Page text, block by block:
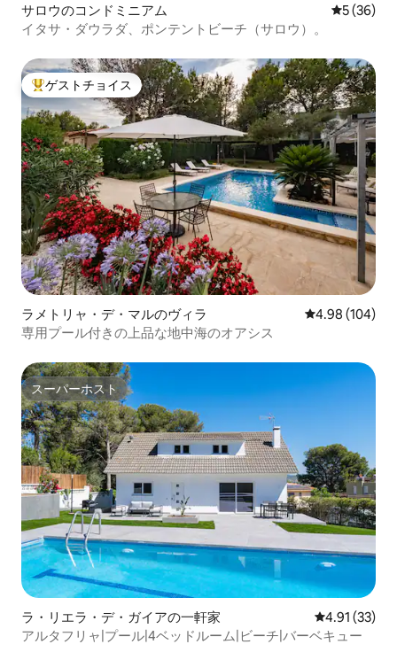
サロウのコンドミニアム レビュー
5 (36)
イタサ・ダウラダ、ポンテントビーチ（サロウ）。
大好評のゲストチョイスです。
ゲストチョイス
ラメトリャ・デ・マルのヴィラ レビュー104
4.98 (104)
専用プール付きの上品な地中海のオアシス
スーパーホスト
スーパーホスト
ラ・リエラ・デ・ガイアの一軒家 レビュー33
4.91 (33)
アルタフリャ|プール|4ベッドルーム|ビーチ|バーベキュー